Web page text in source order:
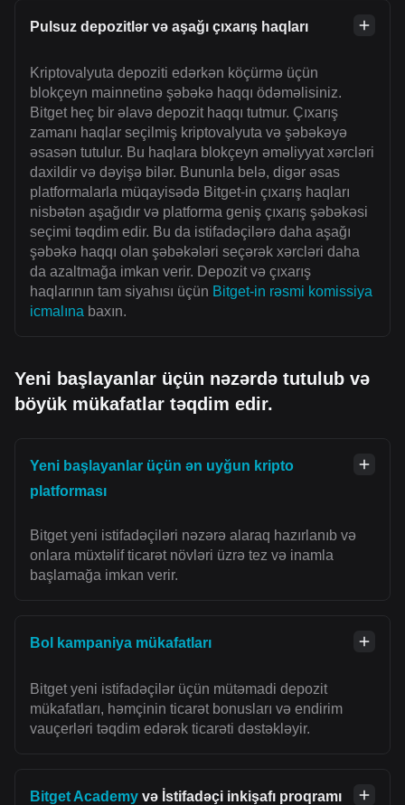
Pulsuz depozitlər və aşağı çıxarış haqları
Kriptovalyuta depoziti edərkən köçürmə üçün
blokçeyn mainnetinə şəbəkə haqqı ödəməlisiniz.
Bitget heç bir əlavə depozit haqqı tutmur. Çıxarış
zamanı haqlar seçilmiş kriptovalyuta və şəbəkəyə
əsasən tutulur. Bu haqlara blokçeyn əməliyyat xərcləri
daxildir və dəyişə bilər. Bununla belə, digər əsas
platformalarla müqayisədə Bitget-in çıxarış haqları
nisbətən aşağıdır və platforma geniş çıxarış şəbəkəsi
seçimi təqdim edir. Bu da istifadəçilərə daha aşağı
şəbəkə haqqı olan şəbəkələri seçərək xərcləri daha
da azaltmağa imkan verir. Depozit və çıxarış
haqlarının tam siyahısı üçün Bitget-in rəsmi komissiya
icmalına baxın.
Yeni başlayanlar üçün nəzərdə tutulub və
böyük mükafatlar təqdim edir.
Yeni başlayanlar üçün ən uyğun kripto
platforması
Bitget yeni istifadəçiləri nəzərə alaraq hazırlanıb və
onlara müxtəlif ticarət növləri üzrə tez və inamla
başlamağa imkan verir.
Bol kampaniya mükafatları
Bitget yeni istifadəçilər üçün mütəmadi depozit
mükafatları, həmçinin ticarət bonusları və endirim
vauçerləri təqdim edərək ticarəti dəstəkləyir.
Bitget Academy və İstifadəçi inkişafı proqramı